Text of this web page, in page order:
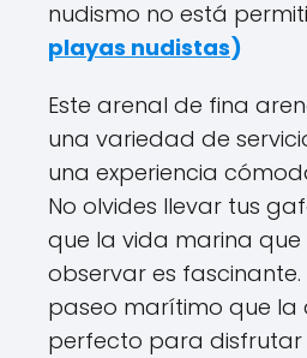
nudismo no está
playas nudistas)
Este arenal de fina
una variedad de
una experiencia
No olvides llevar tus
que la vida marina que
observar es fascinante.
paseo marítimo que la
perfecto para disfrutar